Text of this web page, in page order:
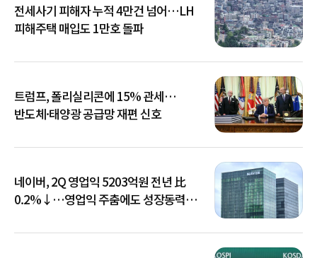
전세사기 피해자 누적 4만건 넘어…LH
피해주택 매입도 1만호 돌파
트럼프, 폴리실리콘에 15% 관세…
반도체·태양광 공급망 재편 신호
네이버, 2Q 영업익 5203억원 전년 比
0.2%↓…영업익 주춤에도 성장동력